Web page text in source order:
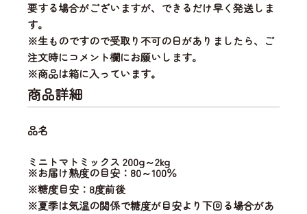
要する場合がございますが、できるだけ早く発送しま
す。
※生ものですので受取り不可の日がありましたら、ご
注文時にコメント欄にお願いします。
※商品は箱に入っています。
商品詳細
品名
ミニトマトミックス 200g～2kg
※お届け熟度の目安：80～100％
※糖度目安：8度前後
※夏季は気温の関係で糖度が目安より下回る場合があ